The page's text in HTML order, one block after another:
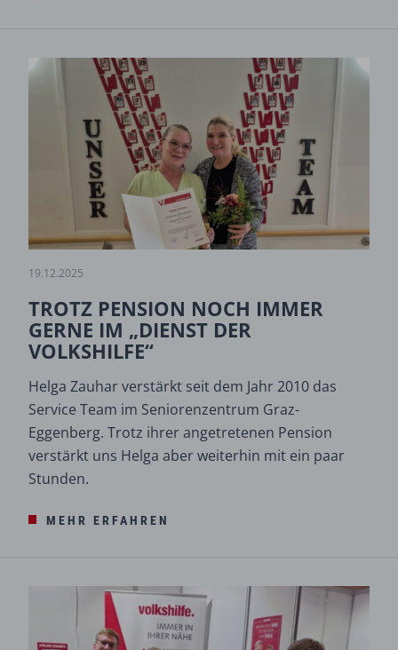
19.12.2025
TROTZ PENSION NOCH IMMER
GERNE IM „DIENST DER
VOLKSHILFE“
Helga Zauhar verstärkt seit dem Jahr 2010 das
Service Team im Seniorenzentrum Graz-
Eggenberg. Trotz ihrer angetretenen Pension
verstärkt uns Helga aber weiterhin mit ein paar
Stunden.
MEHR ERFAHREN